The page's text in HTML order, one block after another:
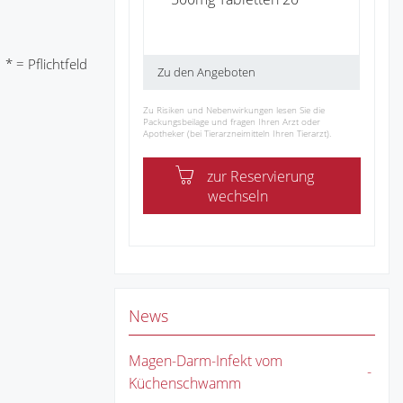
* = Pflichtfeld Zu den Angeboten
Zu Risiken und Nebenwirkungen lesen Sie die
Packungsbeilage und fragen Ihren Arzt oder
Apotheker (bei Tierarzneimitteln Ihren Tierarzt).
zur Reservierung
wechseln
News
Magen-Darm-Infekt vom
Küchenschwamm